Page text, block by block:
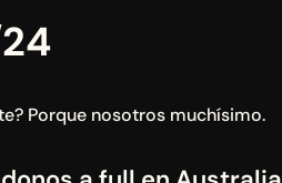
Porque nosotros muchísimo.